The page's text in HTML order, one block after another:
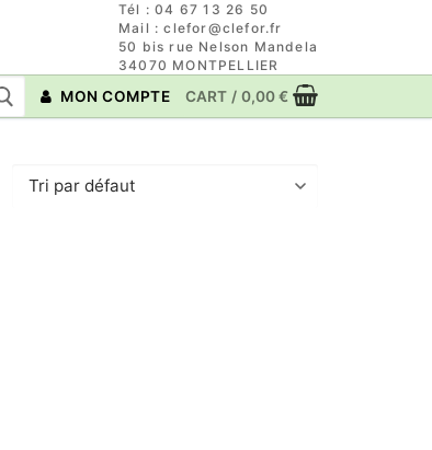
Tél : 04 67 13 26 50
Mail : clefor@clefor.fr
50 bis rue Nelson Mandela
34070 MONTPELLIER
MON COMPTE CART / 0,00€